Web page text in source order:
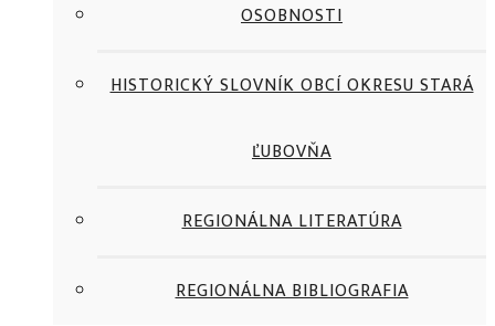
OSOBNOSTI
HISTORICKÝ SLOVNÍK OBCÍ OKRESU STARÁ
ĽUBOVŇA
REGIONÁLNA LITERATÚRA
REGIONÁLNA BIBLIOGRAFIA